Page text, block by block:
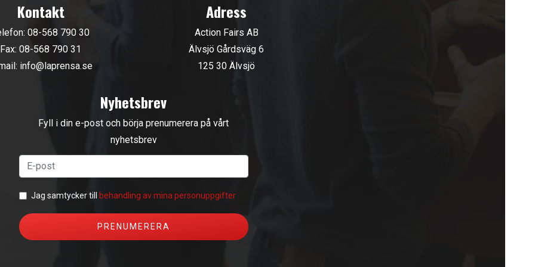
Kontakt
08-568 790 30
Fax: 08-568 790 31
info@laprensa.se
Adress
Action Fairs AB
Älvsjö Gårdsväg 6
125 30 Älvsjö
Nyhetsbrev
Fyll i din e-post och börja prenumerera på vårt
nyhetsbrev
Jag samtycker till behandling av mina personuppgifter